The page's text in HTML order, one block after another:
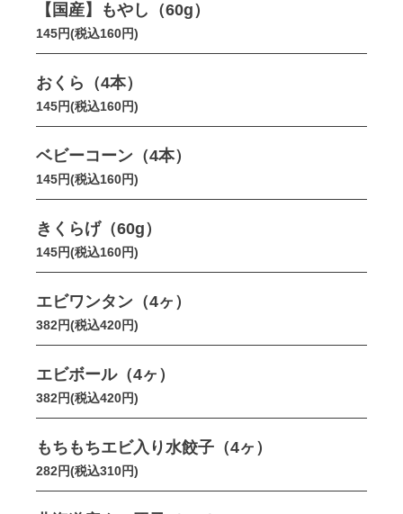
【国産】もやし（60g）
145円(税込160円)
おくら（4本）
145円(税込160円)
ベビーコーン（4本）
145円(税込160円)
きくらげ（60g）
145円(税込160円)
エビワンタン（4ヶ）
382円(税込420円)
エビボール（4ヶ）
382円(税込420円)
もちもちエビ入り水餃子（4ヶ）
282円(税込310円)